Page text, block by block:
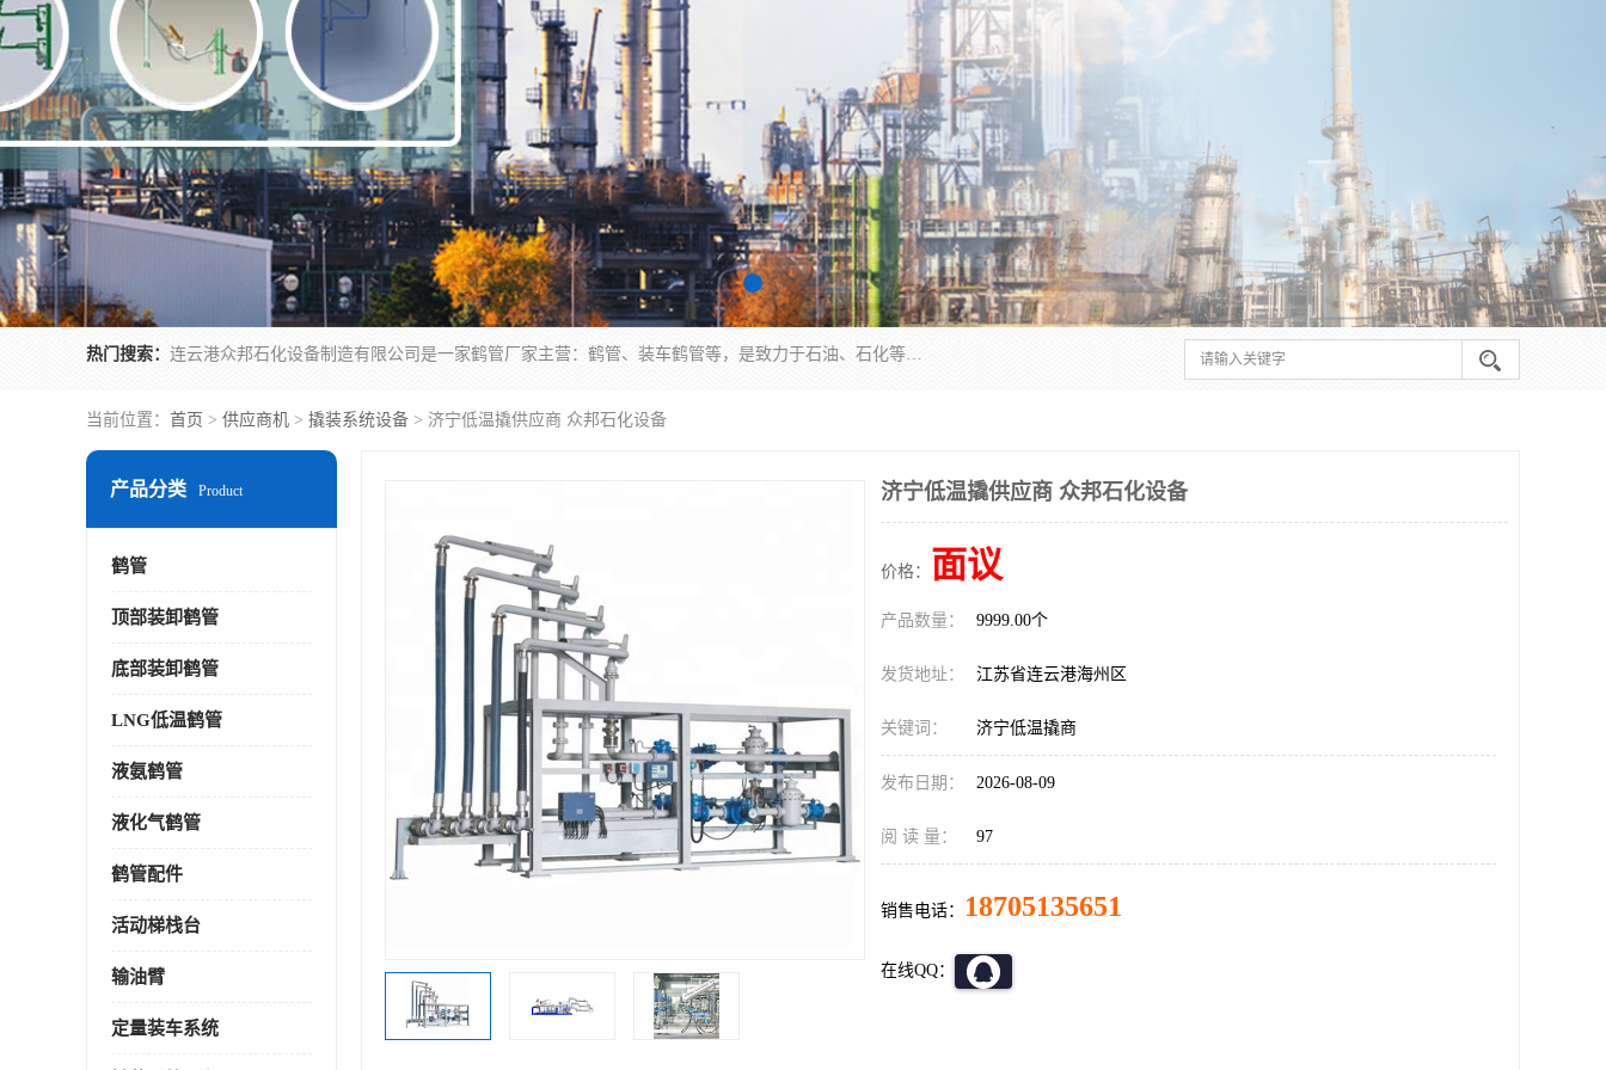
热门搜索： 连云港众邦石化设备制造有限公司是一家鹤管厂家主营：鹤管、装车鹤管等，是致力于石油、石化等流体装卸设备(主要产品如鹤管、输油臂、脱缆钩等)的咨询、设计、制造、检测、安装指导、系统调试、维修维护等业务的公司。
当前位置： 首页 > 供应商机 > 撬装系统设备 > 济宁低温撬供应商 众邦石化设备
产品分类 Product
鹤管
顶部装卸鹤管
底部装卸鹤管
LNG低温鹤管
液氨鹤管
液化气鹤管
鹤管配件
活动梯栈台
输油臂
定量装车系统
济宁低温撬供应商 众邦石化设备
价格： 面议
产品数量： 9999.00个
发货地址： 江苏省连云港海州区
关键词： 济宁低温撬商
发布日期： 2026-08-09
阅 读 量： 97
销售电话： 18705135651
在线QQ：